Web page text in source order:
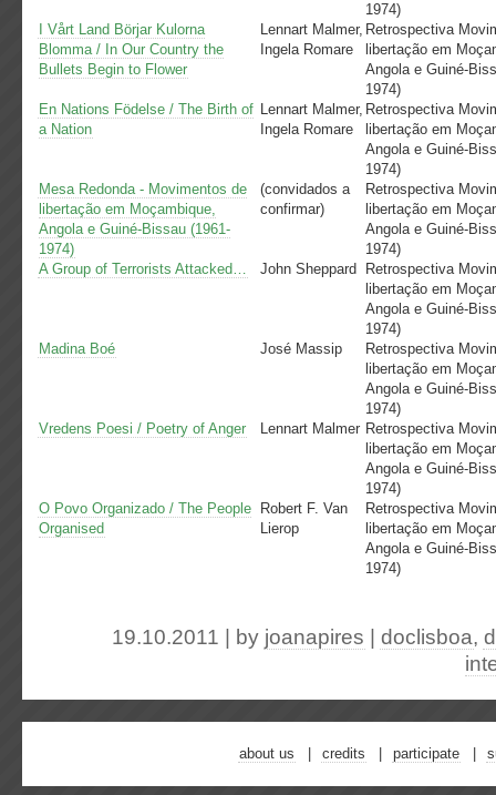
1974)
I Vårt Land Börjar Kulorna
Blomma / In Our Country the
Bullets Begin to Flower
Lennart Malmer,
Ingela Romare
Retrospectiva
libertação em
Angola e Guiné-
1974)
En Nations Födelse / The Birth of
a Nation
Lennart Malmer,
Ingela Romare
Retrospectiva
libertação em
Angola e Guiné-
1974)
Mesa Redonda - Movimentos de
libertação em Moçambique,
Angola e Guiné-Bissau (1961-
1974)
(convidados a
confirmar)
Retrospectiva
libertação em
Angola e Guiné-
1974)
A Group of Terrorists Attacked…
John Sheppard
Retrospectiva
libertação em
Angola e Guiné-
1974)
Madina Boé
José Massip
Retrospectiva
libertação em
Angola e Guiné-
1974)
Vredens Poesi / Poetry of Anger
Lennart Malmer Retrospectiva
libertação em
Angola e Guiné-
1974)
O Povo Organizado / The People
Organised
Robert F. Van
Lierop
Retrospectiva
libertação em
Angola e Guiné-
1974)
19.10.2011 | by joanapires doclisboa,
about us credits participate